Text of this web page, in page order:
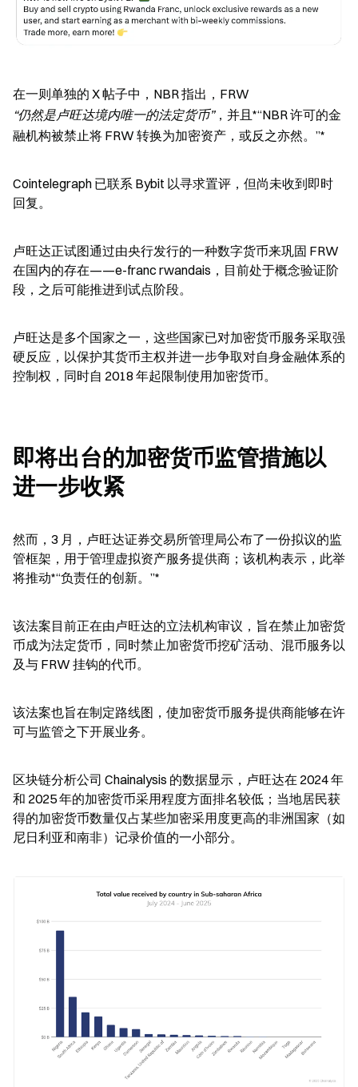
在一则单独的 X 帖子中，NBR 指出，FRW
“仍然是卢旺达境内唯一的法定货币”，并且*“NBR 许可的金
融机构被禁止将 FRW 转换为加密资产，或反之亦然。”*
Cointelegraph 已联系 Bybit 以寻求置评，但尚未收到即时
回复。
卢旺达正试图通过由央行发行的一种数字货币来巩固 FRW
在国内的存在——e-franc rwandais，目前处于概念验证阶
段，之后可能推进到试点阶段。
卢旺达是多个国家之一，这些国家已对加密货币服务采取强
硬反应，以保护其货币主权并进一步争取对自身金融体系的
控制权，同时自 2018 年起限制使用加密货币。
即将出台的加密货币监管措施以
进一步收紧
然而，3 月，卢旺达证券交易所管理局公布了一份拟议的监
管框架，用于管理虚拟资产服务提供商；该机构表示，此举
将推动*“负责任的创新。”*
该法案目前正在由卢旺达的立法机构审议，旨在禁止加密货
币成为法定货币，同时禁止加密货币挖矿活动、混币服务以
及与 FRW 挂钩的代币。
该法案也旨在制定路线图，使加密货币服务提供商能够在许
可与监管之下开展业务。
区块链分析公司 Chainalysis 的数据显示，卢旺达在 2024 年
和 2025 年的加密货币采用程度方面排名较低；当地居民获
得的加密货币数量仅占某些加密采用度更高的非洲国家（如
尼日利亚和南非）记录价值的一小部分。